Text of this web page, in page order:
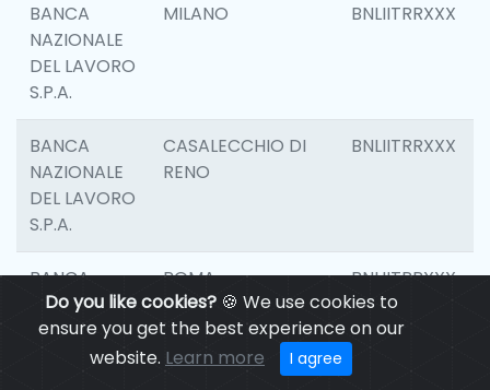
Do you like cookies?🍪 We use cookies to
ensure you get the best experience on our
website. Learn more I agree
BANCA
NAZIONALE
DEL LAVORO
S.P.A.
MILANO BNLIITRRXXX
BANCA
NAZIONALE
DEL LAVORO
S.P.A.
CASALECCHIO DI
RENO
BNLIITRRXXX
BANCA
NAZIONALE
DEL LAVORO
ROMA BNLIITRRXXX